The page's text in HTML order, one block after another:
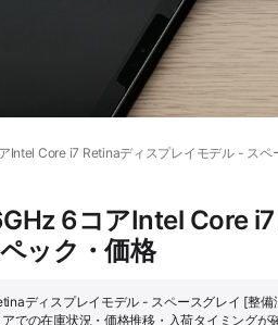
Intel Core i7 Retinaディスプレイモデル - スペ
6コアIntel Core
ック・価格
ディスプレイモデル - スペースグレイ [整
での在庫状況・価格推移・入荷タイミングが